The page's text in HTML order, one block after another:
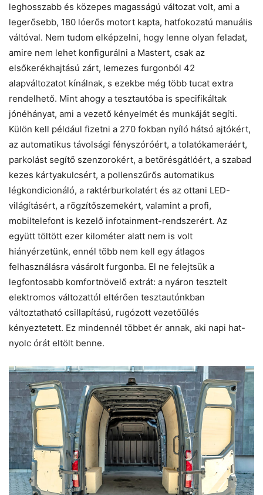
leghosszabb és közepes magasságú változat volt, ami a
legerősebb, 180 lóerős motort kapta, hatfokozatú manuális
váltóval. Nem tudom elképzelni, hogy lenne olyan feladat,
amire nem lehet konfigurálni a Mastert, csak az
elsőkerékhajtású zárt, lemezes furgonból 42
alapváltozatot kínálnak, s ezekbe még több tucat extra
rendelhető. Mint ahogy a tesztautóba is specifikáltak
jónéhányat, ami a vezető kényelmét és munkáját segíti.
Külön kell például fizetni a 270 fokban nyíló hátsó ajtókért,
az automatikus távolsági fényszóróért, a tolatókameráért,
parkolást segítő szenzorokért, a betörésgátlóért, a szabad
kezes kártyakulcsért, a pollenszűrős automatikus
légkondicionáló, a raktérburkolatért és az ottani LED-
világításért, a rögzítőszemekért, valamint a profi,
mobiltelefont is kezelő infotainment-rendszerért. Az
együtt töltött ezer kilométer alatt nem is volt
hiányérzetünk, ennél több nem kell egy átlagos
felhasználásra vásárolt furgonba. El ne felejtsük a
legfontosabb komfortnövelő extrát: a nyáron tesztelt
elektromos változattól eltérően tesztautónkban
változtatható csillapítású, rugózott vezetőülés
kényeztetett. Ez mindennél többet ér annak, aki napi hat-
nyolc órát eltölt benne.